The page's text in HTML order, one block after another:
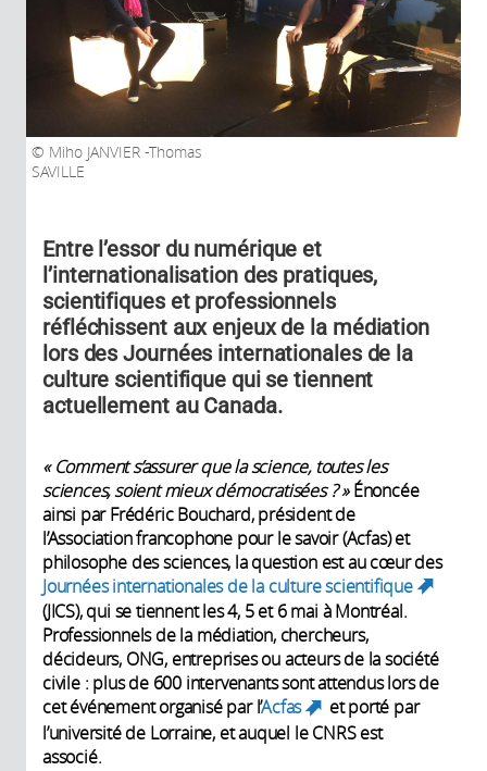
Miho JANVIER -Thomas
SAVILLE
Entre l’essor du numérique et
l’internationalisation des pratiques,
scientifiques et professionnels
réfléchissent aux enjeux de la médiation
lors des Journées internationales de la
culture scientifique qui se tiennent
actuellement au Canada.
« Comment s’assurer que la science, toutes les
sciences, soient mieux démocratisées ? »Énoncée
ainsi par Frédéric Bouchard, président de
l’Association francophone pour le savoir (Acfas) et
philosophe des sciences, la question est au cœur des
Journées internationales de la culture scientifique
(link
(JICS), qui se tiennent les 4, 5 et 6 mai à Montréal.
Professionnels de la médiation, chercheurs,
décideurs, ONG, entreprises ou acteurs de la société
civile : plus de 600 intervenants sont attendus lors de
cet événement organisé par l’Acfas
(link is
external)
et porté par
l’université de Lorraine, et auquel le CNRS est
associé.